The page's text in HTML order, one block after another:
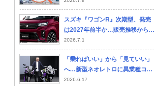
スズキ『ワゴンR』次期型、発売
は2027年前半か…販売推移から見
えるフルモデルチェンジの方向性
2026.7.1
「乗ればいい」から「見ていい」
へ…新型ネオレトロに異業種コラ
ボ、二輪デザイントップが明かす
2026.6.17